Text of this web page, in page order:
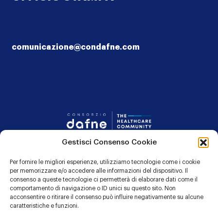
Gestisci Consenso Cookie
Per fornire le migliori esperienze, utilizziamo tecnologie come i cookie
per memorizzare e/o accedere alle informazioni del dispositivo. Il
consenso a queste tecnologie ci permetterà di elaborare dati come il
comportamento di navigazione o ID unici su questo sito. Non
acconsentire o ritirare il consenso può influire negativamente su alcune
caratteristiche e funzioni.
comunicazione@condafne.com
Consorzio
PRIVACY POLICY
COOKIE POLICY